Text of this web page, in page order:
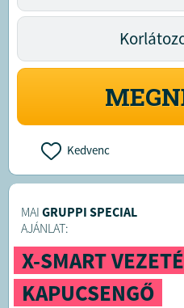
Kedvenc
MAI GRUPPI SPECIAL
AJÁNLAT:
X-SMART
KAPUCSENGŐ